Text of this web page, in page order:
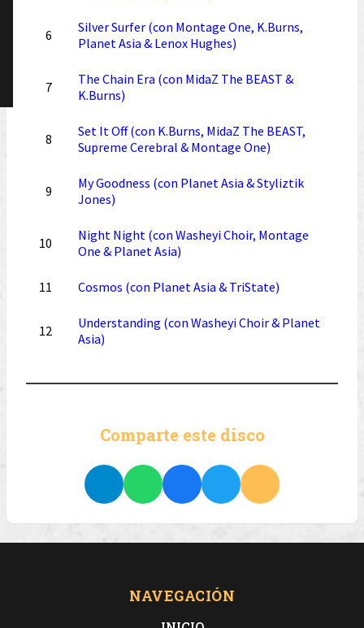
6
Silver Surfer (con Montage One, K.Burns,
Planet Asia & Lenox Hughes)
7
The Chain Era (con MidaZ The BEAST &
K.Burns)
8
Set It Off (con K.Burns, MidaZ The BEAST,
Supreme Cerebral & Montage One)
9
My Goodness (con Planet Asia & Styliztik
Jones)
10
Night Night (con Washeyi Choir, Montage
One & Planet Asia)
11 Cosmos (con Planet Asia & TriState)
12
Understanding (con Washeyi Choir & Planet
Asia)
Comparte este disco
NAVEGACIÓN